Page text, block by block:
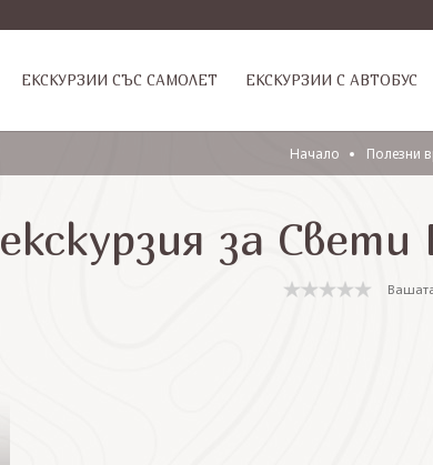
EКСКУРЗИИ СЪС САМОЛЕТ ЕКСКУРЗИИ С АВТОБУС
Начало Полезни
екскурзия за